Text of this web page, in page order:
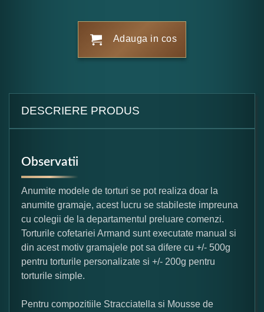
Adauga in cos
DESCRIERE PRODUS
Observatii
Anumite modele de torturi se pot realiza doar la
anumite gramaje, acest lucru se stabileste impreuna
cu colegii de la departamentul preluare comenzi.
Torturile cofetariei Armand sunt executate manual si
din acest motiv gramajele pot sa difere cu +/- 500g
pentru torturile personalizate si +/- 200g pentru
torturile simple.
Pentru compozitiile Stracciatella si Mousse de